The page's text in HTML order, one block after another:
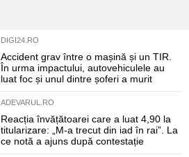
DIGI24.RO
Accident grav între o mașină și un TIR.
În urma impactului, autovehiculele au
luat foc și unul dintre șoferi a murit
ADEVARUL.RO
Reacția învățătoarei care a luat 4,90 la
titularizare: „M-a trecut din iad în rai”. La
ce notă a ajuns după contestație